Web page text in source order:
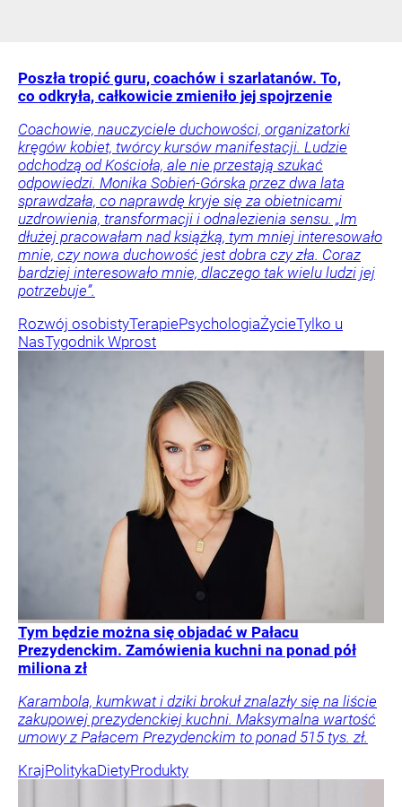
Poszła tropić guru, coachów i szarlatanów. To,
co odkryła, całkowicie zmieniło jej spojrzenie
Coachowie, nauczyciele duchowości, organizatorki
kręgów kobiet, twórcy kursów manifestacji. Ludzie
odchodzą od Kościoła, ale nie przestają szukać
odpowiedzi. Monika Sobień-Górska przez dwa lata
sprawdzała, co naprawdę kryje się za obietnicami
uzdrowienia, transformacji i odnalezienia sensu. „Im
dłużej pracowałam nad książką, tym mniej interesowało
mnie, czy nowa duchowość jest dobra czy zła. Coraz
bardziej interesowało mnie, dlaczego tak wielu ludzi jej
potrzebuje”.
Rozwój osobistyTerapiePsychologiaŻycieTylko u
NasTygodnik Wprost
Tym będzie można się objadać w Pałacu
Prezydenckim. Zamówienia kuchni na ponad pół
miliona zł
Karambola, kumkwat i dziki brokuł znalazły się na liście
zakupowej prezydenckiej kuchni. Maksymalna wartość
umowy z Pałacem Prezydenckim to ponad 515 tys. zł.
KrajPolitykaDietyProdukty